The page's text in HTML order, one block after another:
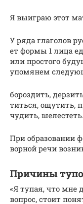
Я выиг­раю этот
У ряда гла­го­лов
ет фор­мы 1 лица
или про­сто­го
упо­мя­нем
бороз­дить,
тить­ся, ощу­тить,
чудить, шеле­стеть.
При обра­зо­ва­нии
вор­ной речи
Причины
«Я тупая, что мне
вопрос, стоит